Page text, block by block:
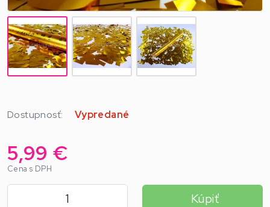
Dostupnosť: Vypredané
5,99 €
Cena s DPH
Kúpiť